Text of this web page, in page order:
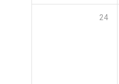
24